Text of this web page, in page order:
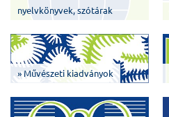
nyelvkönyvek, szótárak
» Művészeti kiadványok